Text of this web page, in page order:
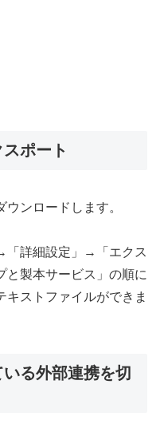
ポート
ンロードします。
「詳細設定」→「エクス
製本サービス」の順に
ストファイルができま
る外部連携を切